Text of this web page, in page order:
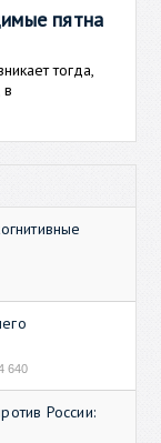
пятна
тогда,
640
России: